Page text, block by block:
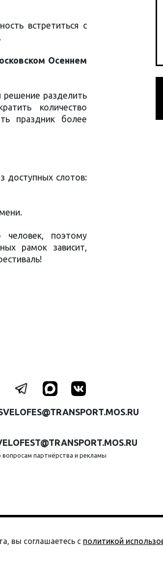
вы соглашаетесь с политикой
встретиться с
Осеннем
разделить
количество
праздник более
доступных слотов:
человек, поэтому
рамок зависит,
вопросам партнёрства и рекламы
СОБЫТИЯ